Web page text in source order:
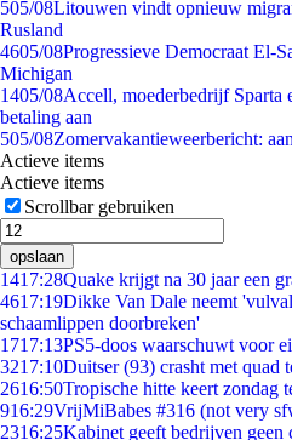
505/08Litouwen vindt opnieuw
Rusland
4605/08Progressieve Democraat El-
Michigan
1405/08Accell, moederbedrijf Sparta
betaling aan
505/08Zomervakantieweerbericht:
Actieve items
Actieve items
Scrollbar gebruiken
opslaan
1417:28Quake krijgt na 30 jaar een
4617:19Dikke Van Dale neemt
schaamlippen doorbreken'
1717:13PS5-doos waarschuwt voor
3217:10Duitser (93) crasht met quad
2616:50Tropische hitte keert zondag
916:29VrijMiBabes #316 (not very
2316:25Kabinet geeft bedrijven geen